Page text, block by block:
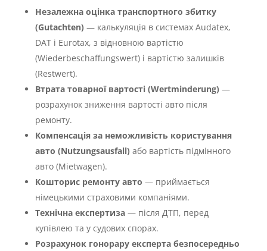
Незалежна оцінка транспортного збитку
(Gutachten) — калькуляція в системах Audatex,
DAT і Eurotax, з відновною вартістю
(Wiederbeschaffungswert) і вартістю залишків
(Restwert).
Втрата товарної вартості (Wertminderung) —
розрахунок зниження вартості авто після
ремонту.
Компенсація за неможливість користування
авто (Nutzungsausfall) або вартість підмінного
авто (Mietwagen).
Кошторис ремонту авто — приймається
німецькими страховими компаніями.
Технічна експертиза— після ДТП, перед
купівлею та у судових спорах.
Розрахунок гонорару експерта безпосередньо